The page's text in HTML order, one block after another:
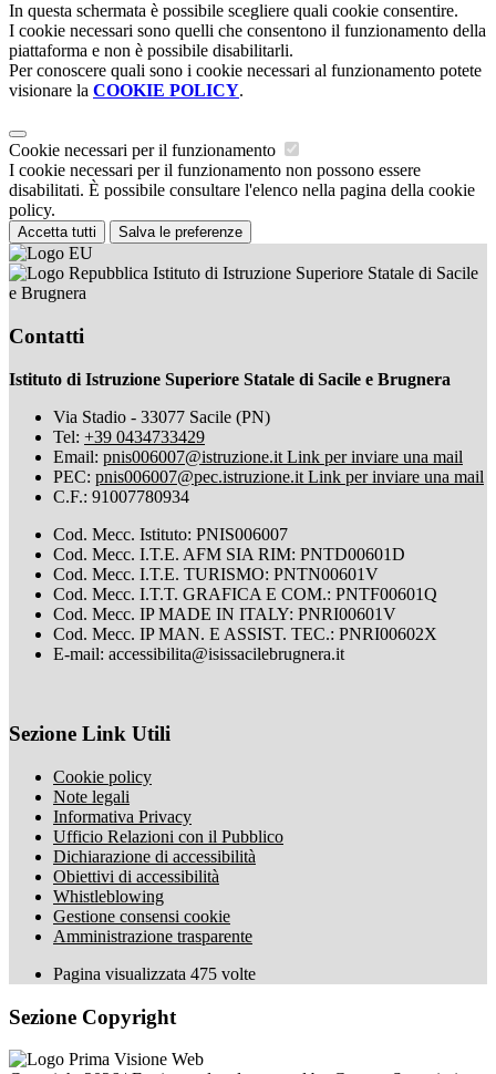
In questa schermata è possibile scegliere quali cookie consentire.
I cookie necessari sono quelli che consentono il funzionamento della
piattaforma e non è possibile disabilitarli.
Per conoscere quali sono i cookie necessari al funzionamento potete
visionare la COOKIE POLICY.
Cookie necessari per il funzionamento
I cookie necessari per il funzionamento non possono essere
disabilitati. È possibile consultare l'elenco nella pagina della cookie
policy.
Accetta tutti Salva le preferenze
Istituto di Istruzione Superiore Statale di Sacile
e Brugnera
Contatti
Istituto di Istruzione Superiore Statale di Sacile e Brugnera
Via Stadio - 33077 Sacile (PN)
Tel: +39 0434733429
Email: pnis006007@istruzione.it Link per inviare una mail
PEC: pnis006007@pec.istruzione.it Link per inviare una mail
C.F.: 91007780934
Cod. Mecc. Istituto: PNIS006007
Cod. Mecc. I.T.E. AFM SIA RIM: PNTD00601D
Cod. Mecc. I.T.E. TURISMO: PNTN00601V
Cod. Mecc. I.T.T. GRAFICA E COM.: PNTF00601Q
Cod. Mecc. IP MADE IN ITALY: PNRI00601V
Cod. Mecc. IP MAN. E ASSIST. TEC.: PNRI00602X
E-mail: accessibilita@isissacilebrugnera.it
Sezione Link Utili
Cookie policy
Note legali
Informativa Privacy
Ufficio Relazioni con il Pubblico
Dichiarazione di accessibilità
Obiettivi di accessibilità
Whistleblowing
Gestione consensi cookie
Amministrazione trasparente
Pagina visualizzata 475 volte
Sezione Copyright